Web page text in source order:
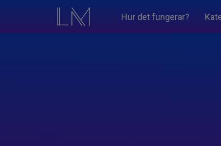
Hur det fungerar?